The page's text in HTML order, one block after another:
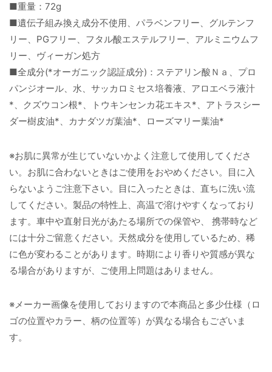
■重量：72g
■遺伝子組み換え成分不使用、パラベンフリー、グルテンフ
リー、PGフリー、フタル酸エステルフリー、アルミニウムフ
リー、ヴィーガン処方
■全成分(*オーガニック認証成分)：ステアリン酸Ｎａ、プロ
パンジオール、水、サッカロミセス培養液、アロエベラ液汁
*、クズウコン根*、トウキンセンカ花エキス*、アトラスシー
ダー樹皮油*、カナダツガ葉油*、ローズマリー葉油*
※お肌に異常が生じていないかよく注意して使用してくださ
い。お肌に合わないときはご使用をおやめください。目に入
らないようご注意下さい。目に入ったときは、直ちに洗い流
してください。製品の特性上、高温で溶けやすくなっており
ます。車中や直射日光があたる場所での保管や、 携帯時など
には十分ご留意ください。天然成分を使用しているため、稀
に色が変わることがあります。時期により香りや質感が異な
る場合がありますが、ご使用上問題はありません。
※メーカー画像を使用しておりますので本商品と多少仕様（ロ
ゴの位置やカラー、柄の位置等）が異なる場合もございま
す。